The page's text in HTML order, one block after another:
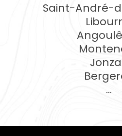
Saint-André-
...